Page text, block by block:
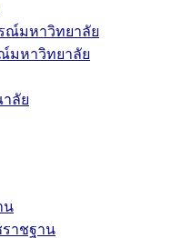
ณ์มหาวิทยาลัย
มหาวิทยาลัย
ลัย
น
าชฐาน